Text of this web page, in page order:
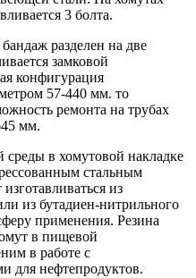
3 болта.
разделен на две
замковой
конфигурация
57-440 мм. то
ремонта на трубах
мм.
среды в хомутовой накладке
стальным
из
из бутадиен-нитрильного
применения. Резина
в пищевой
в работе с
для нефтепродуктов.